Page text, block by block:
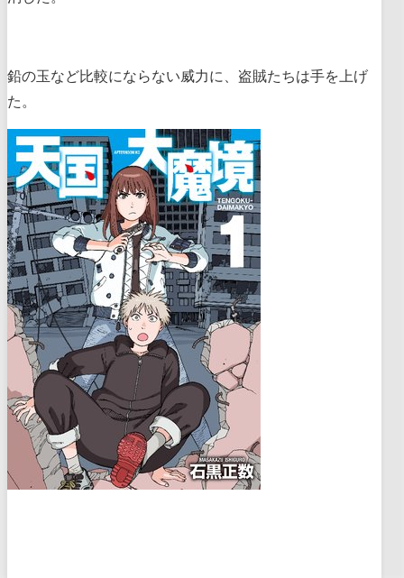
鉛の玉など比較にならない威力に、盗賊たちは手を上げ
た。